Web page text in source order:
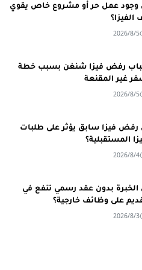
وجود عمل حر أو مشروع خاص يقوي
الفيزا؟
2026/8/5
رفض فيزا شنغن بسبب خطة
غير المقنعة
2026/8/5
فيزا سابق يؤثر على طلبات
المستقبلية؟
2026/8/4
بدون عقد رسمي تنفع في
على وظائف خارجية؟
2026/8/3